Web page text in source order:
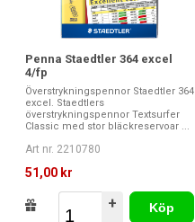
Penna Staedtler 364 excel
4/fp
Överstrykningspennor Staedtler 364
excel. Staedtlers
överstrykningspennor Textsurfer
Classic med stor bläckreservoar ...
Art nr. 2210780
51,00 kr
+
Köp